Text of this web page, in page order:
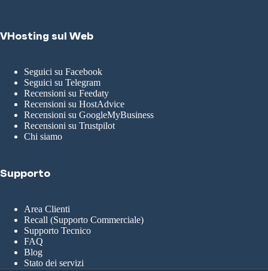
VHosting sul Web
Seguici su Facebook
Seguici su Telegram
Recensioni su Feedaty
Recensioni su HostAdvice
Recensioni su GoogleMyBusiness
Recensioni su Trustpilot
Chi siamo
Supporto
Area Clienti
Recall (Supporto Commerciale)
Supporto Tecnico
FAQ
Blog
Stato dei servizi